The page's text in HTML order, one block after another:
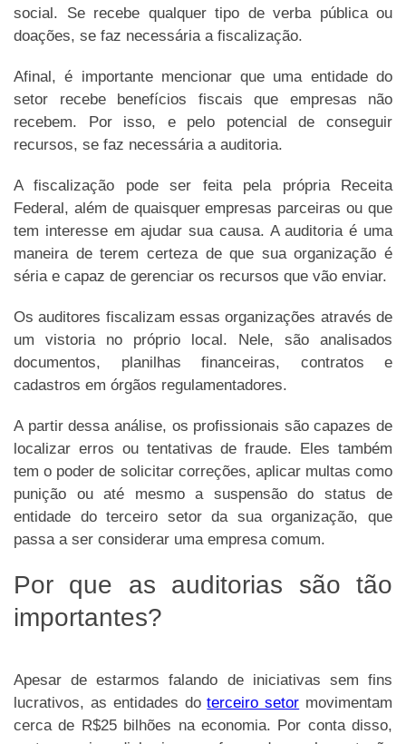
social. Se recebe qualquer tipo de verba pública ou
doações, se faz necessária a fiscalização.
Afinal, é importante mencionar que uma entidade do
setor recebe benefícios fiscais que empresas não
recebem. Por isso, e pelo potencial de conseguir
recursos, se faz necessária a auditoria.
A fiscalização pode ser feita pela própria Receita
Federal, além de quaisquer empresas parceiras ou que
tem interesse em ajudar sua causa. A auditoria é uma
maneira de terem certeza de que sua organização é
séria e capaz de gerenciar os recursos que vão enviar.
Os auditores fiscalizam essas organizações através de
um vistoria no próprio local. Nele, são analisados
documentos, planilhas financeiras, contratos e
cadastros em órgãos regulamentadores.
A partir dessa análise, os profissionais são capazes de
localizar erros ou tentativas de fraude. Eles também
tem o poder de solicitar correções, aplicar multas como
punição ou até mesmo a suspensão do status de
entidade do terceiro setor da sua organização, que
passa a ser considerar uma empresa comum.
Por que as auditorias são tão
importantes?
Apesar de estarmos falando de iniciativas sem fins
lucrativos, as entidades doterceiro setor movimentam
cerca de R$25 bilhões na economia. Por conta disso,